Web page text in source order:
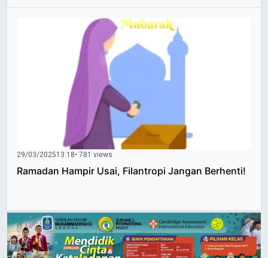
29/03/202513:18• 781 views
Ramadan Hampir Usai, Filantropi Jangan Berhenti!